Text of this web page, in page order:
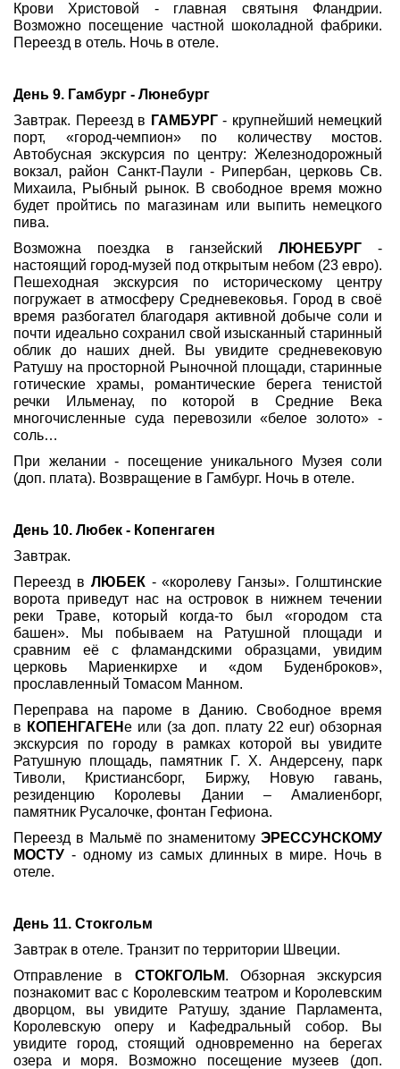
Крови Христовой - главная святыня Фландрии.
Возможно посещение частной шоколадной фабрики.
Переезд в отель. Ночь в отеле.
День 9. Гамбург - Люнебург
Завтрак. Переезд в ГАМБУРГ- крупнейший немецкий
порт, «город-чемпион» по количеству мостов.
Автобусная экскурсия по центру: Железнодорожный
вокзал, район Санкт-Паули - Рипербан, церковь Св.
Михаила, Рыбный рынок. В свободное время можно
будет пройтись по магазинам или выпить немецкого
пива.
Возможна поездка в ганзейскийЛЮНЕБУРГ -
настоящий город-музей под открытым небом (23 евро).
Пешеходная экскурсия по историческому центру
погружает в атмосферу Средневековья. Город в своё
время разбогател благодаря активной добыче соли и
почти идеально сохранил свой изысканный старинный
облик до наших дней. Вы увидите средневековую
Ратушу на просторной Рыночной площади, старинные
готические храмы, романтические берега тенистой
речки Ильменау, по которой в Средние Века
многочисленные суда перевозили «белое золото» -
соль…
При желании - посещение уникального Музея соли
(доп. плата). Возвращение в Гамбург. Ночь в отеле.
День 10. Любек - Копенгаген
Завтрак.
Переезд в ЛЮБЕК- «королеву Ганзы». Голштинские
ворота приведут нас на островок в нижнем течении
реки Траве, который когда-то был «городом ста
башен». Мы побываем на Ратушной площади и
сравним её с фламандскими образцами, увидим
церковь Мариенкирхе и «дом Буденброков»,
прославленный Томасом Манном.
Переправа на пароме в Данию. Свободное время
в КОПЕНГАГЕНе или (за доп. плату 22 eur) обзорная
экскурсия по городу в рамках которой вы увидите
Ратушную площадь, памятник Г. Х. Андерсену, парк
Тиволи, Кристиансборг, Биржу, Новую гавань,
резиденцию Королевы Дании – Амалиенборг,
памятник Русалочке, фонтан Гефиона.
Переезд в Мальмё по знаменитому ЭРЕССУНСКОМУ
МОСТУ - одному из самых длинных в мире. Ночь в
отеле.
День 11. Стокгольм
Завтрак в отеле. Транзит по территории Швеции.
Отправление в СТОКГОЛЬМ. Обзорная экскурсия
познакомит вас с Королевским театром и Королевским
дворцом, вы увидите Ратушу, здание Парламента,
Королевскую оперу и Кафедральный собор. Вы
увидите город, стоящий одновременно на берегах
озера и моря. Возможно посещение музеев (доп.